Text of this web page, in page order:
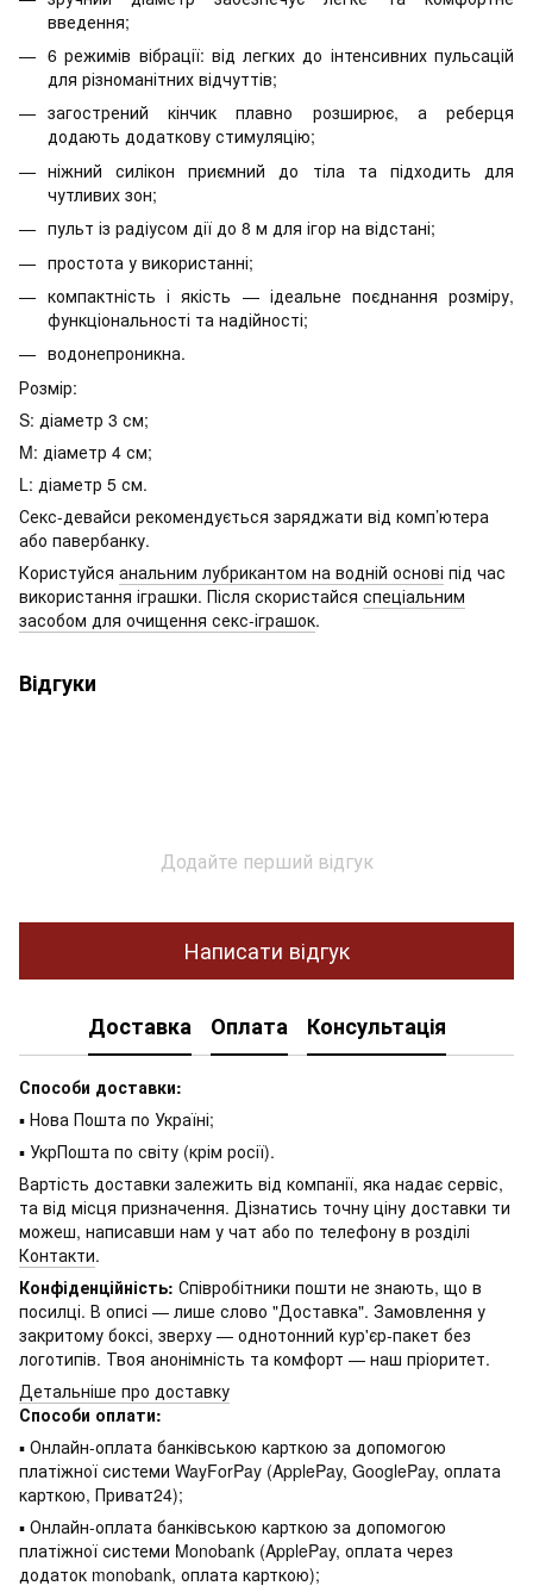
введення;
6 режимів вібрації: від легких до інтенсивних пульсацій
для різноманітних відчуттів;
загострений кінчик плавно розширює, а реберця
додають додаткову стимуляцію;
ніжний силікон приємний до тіла та підходить для
чутливих зон;
пульт із радіусом дії до 8 м для ігор на відстані;
простота у використанні;
компактність і якість — ідеальне поєднання розміру,
функціональності та надійності;
водонепроникна.
Розмір:
S: діаметр 3 см;
M: діаметр 4 см;
L: діаметр 5 см.
Секс-девайси рекомендується заряджати від комп’ютера
або павербанку.
Користуйся анальним лубрикантом на водній основі під час
використання іграшки. Після скористайся спеціальним
засобом для очищення секс-іграшок.
Відгуки
Додайте перший відгук
Написати відгук
Доставка Оплата Консультація
Способи доставки:
▪ Нова Пошта по Україні;
▪ УкрПошта по світу (крім росії).
Вартість доставки залежить від компанії, яка надає сервіс,
та від місця призначення. Дізнатись точну ціну доставки ти
можеш, написавши нам у чат або по телефону в розділі
Контакти.
Конфіденційність: Співробітники пошти не знають, що в
посилці. В описі — лише слово "Доставка". Замовлення у
закритому боксі, зверху — однотонний кур'єр-пакет без
логотипів. Твоя анонімність та комфорт — наш пріоритет.
Детальніше про доставку
Способи оплати:
▪ Онлайн-оплата банківською карткою за допомогою
платіжної системи WayForPay (ApplePay, GooglePay, оплата
карткою, Приват24);
▪ Онлайн-оплата банківською карткою за допомогою
платіжної системи Monobank (ApplePay, оплата через
додаток monobank, оплата карткою);